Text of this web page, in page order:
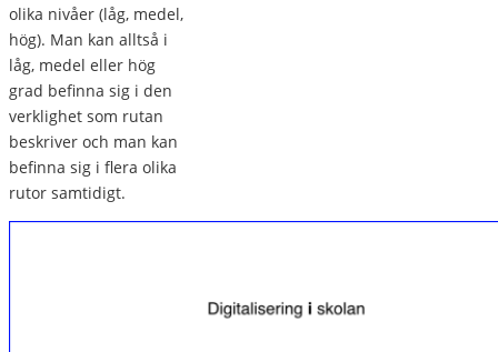
olika nivåer (låg, medel,
hög). Man kan alltså i
låg, medel eller hög
grad befinna sig i den
verklighet som rutan
beskriver och man kan
befinna sig i flera olika
rutor samtidigt.